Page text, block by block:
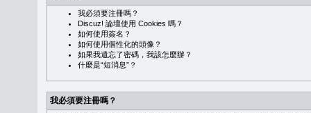
我必須要注冊嗎？
Discuz! 論壇使用 Cookies 嗎？
如何使用簽名？
如何使用個性化的頭像？
如果我遺忘了密碼，我該怎麼辦？
什麼是“短消息”？
我必須要注冊嗎？